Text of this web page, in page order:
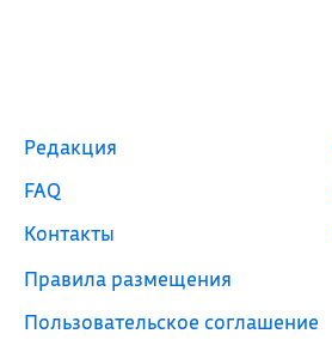
Редакция
FAQ
Контакты
Правила размещения
Пользовательское соглашение